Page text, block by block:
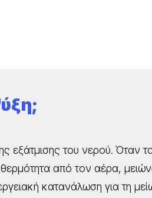
εξάτμισης του νερού. Όταν
από τον αέρα,
κατανάλωση για τη